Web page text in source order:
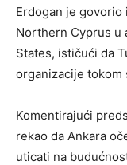
Erdogan je govorio
Northern Cyprus u
States, ističući da
organizacije tokom
Komentirajući
rekao da Ankara
uticati na